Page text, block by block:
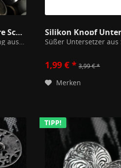
50er Knopf Mix Markenware Schwarz/Grau
50 Knöpfe pro Packung Mischung aus verschiedenen Knöpfen, mehrfach gleiche Modelle möglich.
Silikon Knopf
1,99 € * 3,99 € *
Merken
TIPP!